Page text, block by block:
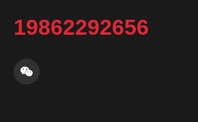
19862292656